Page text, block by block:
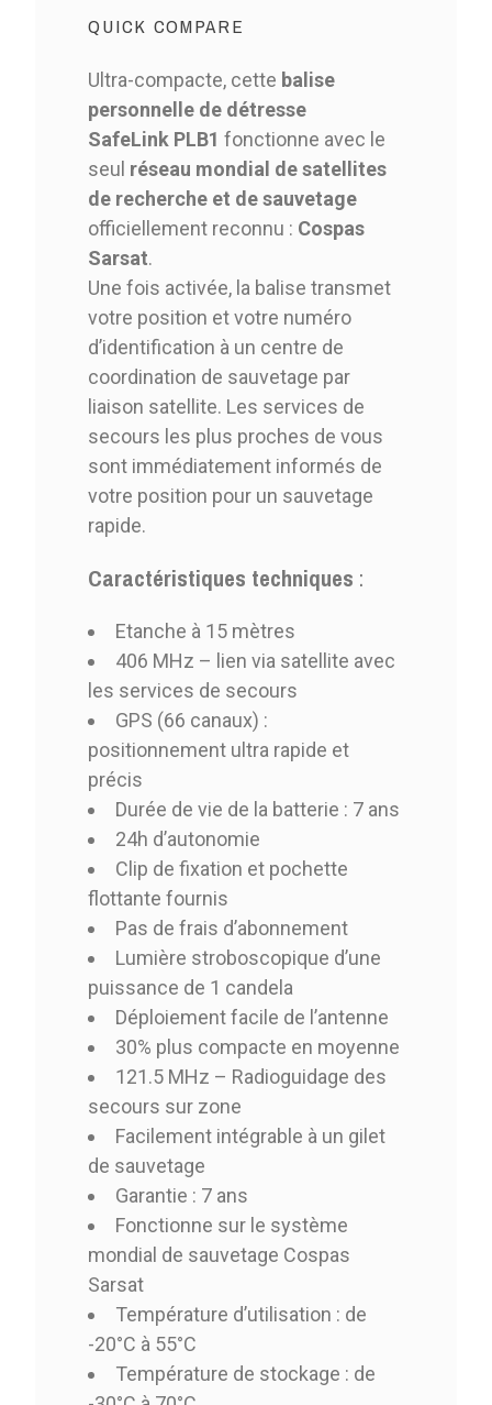
QUICK COMPARE
Ultra-compacte, cette balise
personnelle de détresse
SafeLink PLB1 fonctionne avec le
seul réseau mondial de satellites
de recherche et de sauvetage
officiellement reconnu : Cospas
Sarsat.
Une fois activée, la balise transmet
votre position et votre numéro
d’identification à un centre de
coordination de sauvetage par
liaison satellite. Les services de
secours les plus proches de vous
sont immédiatement informés de
votre position pour un sauvetage
rapide.
Caractéristiques techniques :
Etanche à 15 mètres
406 MHz – lien via satellite avec
les services de secours
GPS (66 canaux) :
positionnement ultra rapide et
précis
Durée de vie de la batterie : 7 ans
24h d’autonomie
Clip de fixation et pochette
flottante fournis
Pas de frais d’abonnement
Lumière stroboscopique d’une
puissance de 1 candela
Déploiement facile de l’antenne
30% plus compacte en moyenne
121.5 MHz – Radioguidage des
secours sur zone
Facilement intégrable à un gilet
de sauvetage
Garantie : 7 ans
Fonctionne sur le système
mondial de sauvetage Cospas
Sarsat
Température d’utilisation : de
-20°C à 55°C
Température de stockage : de